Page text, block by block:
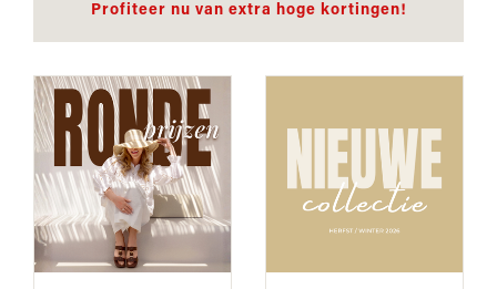
Profiteer nu van extra hoge kortingen!